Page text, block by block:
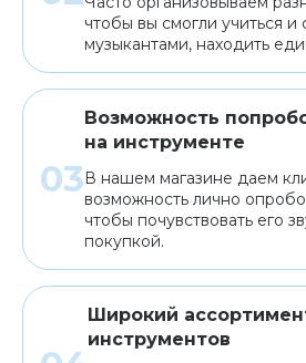
чтобы вы смогли учиться и
музыкантами, находить
Возможность
на инструменте
В нашем магазине даем
возможность лично
чтобы почувствовать его
покупкой.
Широкий
инструментов